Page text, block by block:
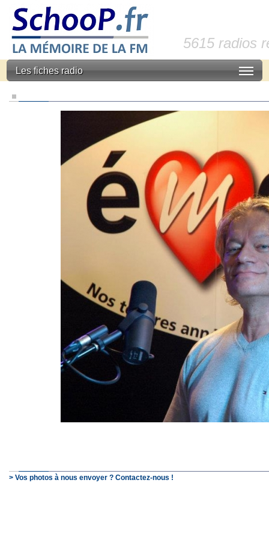
5615 radios
Les fiches radio
> Vos photos à nous envoyer ? Contactez-nous !